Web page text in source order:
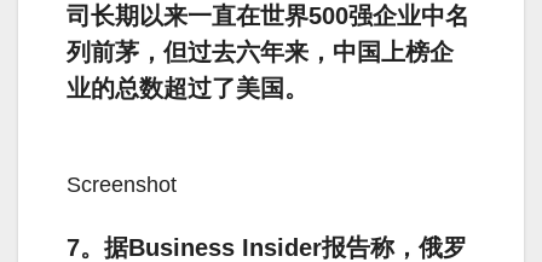
司长期以来一直在世界500强企业中名
列前茅，但过去六年来，中国上榜企
业的总数超过了美国。
Screenshot
7。据Business Insider报告称，俄罗